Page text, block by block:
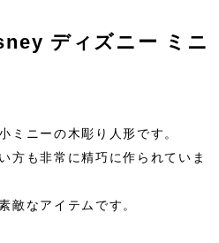
ディズニー ミニ
ミニーの木彫り人形です。
方も非常に精巧に作られていま
敵なアイテムです。